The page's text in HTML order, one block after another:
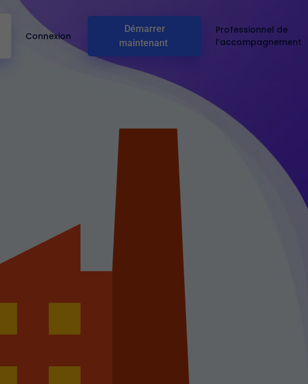
Connexion
Démarrer
maintenant
Professionnel de
l’accompagnement